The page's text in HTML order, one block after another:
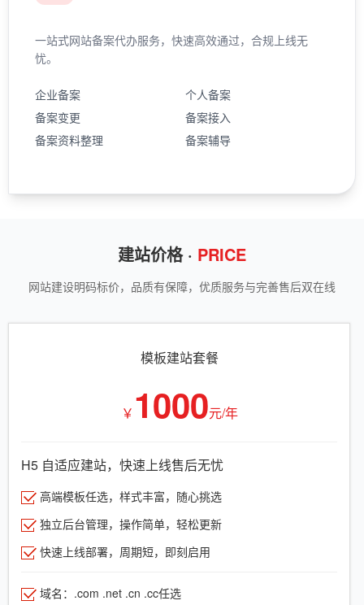
一站式网站备案代办服务，快速高效通过，合规上线无
忧。
企业备案
个人备案
备案变更
备案接入
备案资料整理
备案辅导
建站价格 · PRICE
网站建设明码标价，品质有保障，优质服务与完善售后双在线
模板建站套餐
￥ 1000元/年
H5 自适应建站，快速上线售后无忧
高端模板任选，样式丰富，随心挑选
独立后台管理，操作简单，轻松更新
快速上线部署，周期短，即刻启用
域名：.com .net .cn .cc任选